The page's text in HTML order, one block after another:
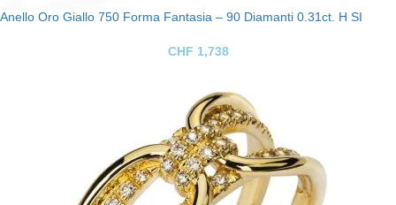
Anello Oro Giallo 750 Forma Fantasia – 90 Diamanti 0.31ct. H SI
CHF 1,738